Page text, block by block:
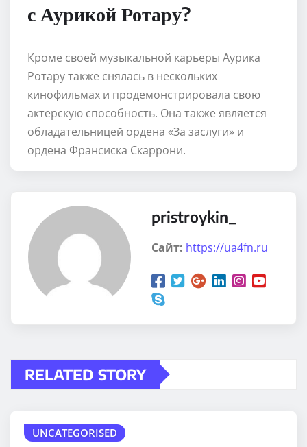
с Аурикой Ротару?
Кроме своей музыкальной карьеры Аурика
Ротару также снялась в нескольких
кинофильмах и продемонстрировала свою
актерскую способность. Она также является
обладательницей ордена «За заслуги» и
ордена Франсиска Скаррони.
pristroykin_
Сайт: https://ua4fn.ru
RELATED STORY
UNCATEGORISED